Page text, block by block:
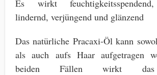
Es wirkt
lindernd, verjüngend und glänzend
Das natürliche Pracaxi-Öl kann
als auch aufs Haar aufgetragen
beiden Fällen wirkt das